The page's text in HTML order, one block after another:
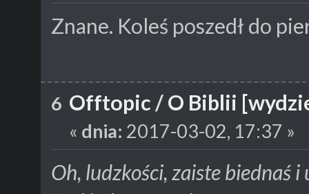
Znane. Koleś poszedł do
6 Offtopic /O Biblii
« dnia: 2017-03-02, 17:37 »
Oh, ludzkości, zaiste biednaś i